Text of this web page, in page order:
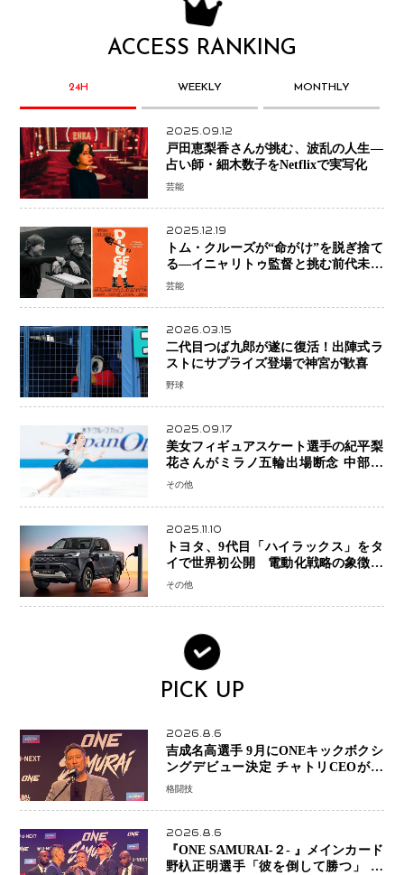
ACCESS RANKING
24H WEEKLY MONTHLY
2025.09.12
戸田恵梨香さんが挑む、波乱の人生―
占い師・細木数子をNetflixで実写化
芸能
2025.12.19
トム・クルーズが“命がけ”を脱ぎ捨て
る―イニャリトゥ監督と挑む前代未聞
の大惨事コメディ「DIGGER ディガ
芸能
2026.03.15
二代目つば九郎が遂に復活！出陣式ラ
ストにサプライズ登場で神宮が歓喜
野球
2025.09.17
美女フィギュアスケート選手の紀平梨
花さんがミラノ五輪出場断念 中部選
手権欠場を発表「安全最優先の判断」
その他
2025.11.10
トヨタ、9代目「ハイラックス」をタ
イで世界初公開 電動化戦略の象徴と
なるBEVモデルを初設定
その他
PICK UP
2026.8.6
吉成名高選手 9月にONEキックボクシ
ングデビュー決定 チャトリCEOがサ
プライズ発表 2カ月連続参戦へ
格闘技
2026.8.6
『ONE SAMURAI-２- 』メインカード
野杁正明選手「彼を倒して勝つ」 リ